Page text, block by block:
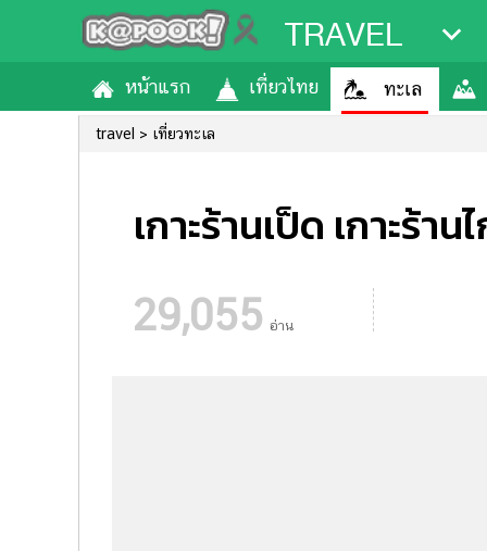
TRAVEL
หน้าแรก เที่ยวไทย ทะเล
travel เที่ยวทะเล
เกาะร้านเป็ด เกาะร้
29,055 อ่าน